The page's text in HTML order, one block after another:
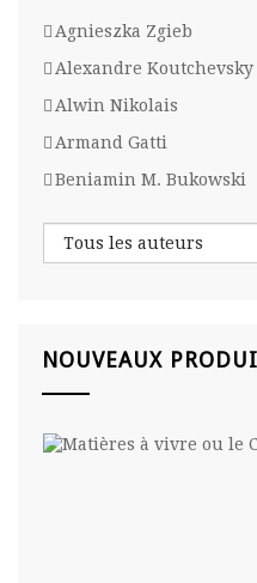
Agnieszka Zgieb
Alexandre
Alwin Nikolais
Armand Gatti
Beniamin M. Bukowski
NOUVEAUX